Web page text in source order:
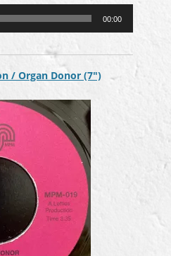
00:00
/ Organ Donor (7″)